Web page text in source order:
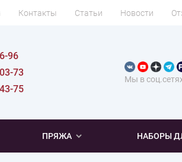
Контакты Статьи Новости
Мы в
96
73
75
ПРЯЖА НАБОРЫ